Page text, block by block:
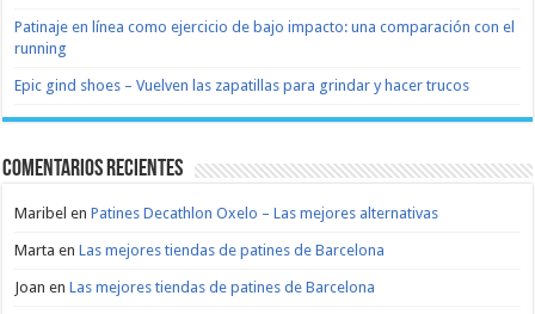
Patinaje en línea como ejercicio de bajo impacto: una comparación con el
running
Epic gind shoes – Vuelven las zapatillas para grindar y hacer trucos
Comentarios recientes
Maribel enPatines Decathlon Oxelo – Las mejores alternativas
Marta enLas mejores tiendas de patines de Barcelona
Joan enLas mejores tiendas de patines de Barcelona